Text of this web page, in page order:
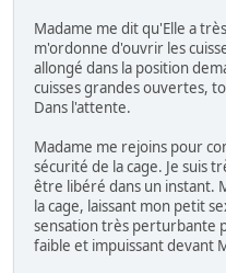
Madame me dit qu'Elle a
m'ordonne d'ouvrir les
allongé dans la position
cuisses grandes ouvertes,
Dans l'attente.
Madame me rejoins pour
sécurité de la cage. Je suis
être libéré dans un instant.
la cage, laissant mon petit
sensation très perturbante
faible et impuissant devant